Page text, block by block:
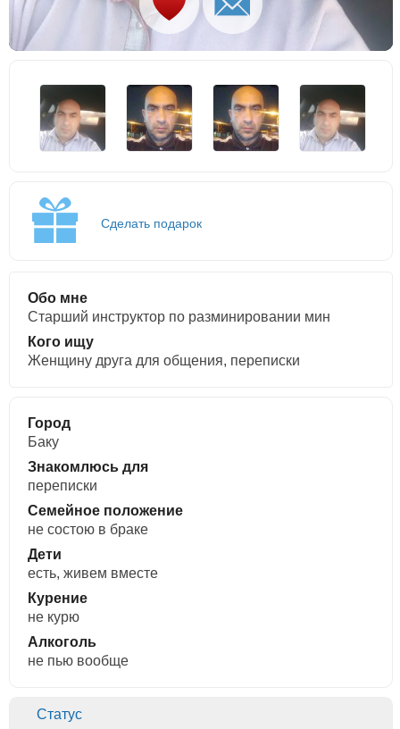
Сделать подарок
Обо мне
Старший инструктор по разминировании мин
Кого ищу
Женщину друга для общения, переписки
Город
Баку
Знакомлюсь для
переписки
Семейное положение
не состою в браке
Дети
есть, живем вместе
Курение
не курю
Алкоголь
не пью вообще
Статус